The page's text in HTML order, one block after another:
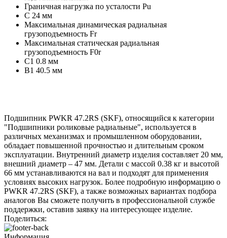
Граничная нагрузка по усталости Pu
C 24 мм
Максимальная динамическая радиальная
грузоподъемность Fr
Максимальная статическая радиальная
грузоподъемность F0r
C1 0.8 мм
B1 40.5 мм
Подшипник PWKR 47.2RS (SKF), относящийся к категории
"Подшипники роликовые радиальные", используется в
различных механизмах и промышленном оборудовании,
обладает повышенной прочностью и длительным сроком
эксплуатации. Внутренний диаметр изделия составляет 20 мм,
внешний диаметр – 47 мм. Детали с массой 0.38 кг и высотой
66 мм устанавливаются на вал и подходят для применения
условиях высоких нагрузок. Более подробную информацию о
PWKR 47.2RS (SKF), а также возможных вариантах подбора
аналогов Вы сможете получить в профессиональной службе
поддержки, оставив заявку на интересующее изделие.
Поделиться: